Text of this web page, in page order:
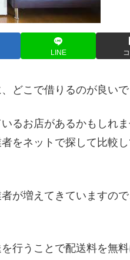
LINE
どこで借りるのが良いで
るお店があるかもしれ
をネットで探して比較
が増えてきていますの
行うことで配送料を無